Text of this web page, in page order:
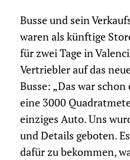
Busse und sein
waren als künftige
für zwei Tage in
Vertriebler auf das
Busse: „Das war
eine 3000
einziges Auto. Uns
und Details geboten.
dafür zu bekommen,